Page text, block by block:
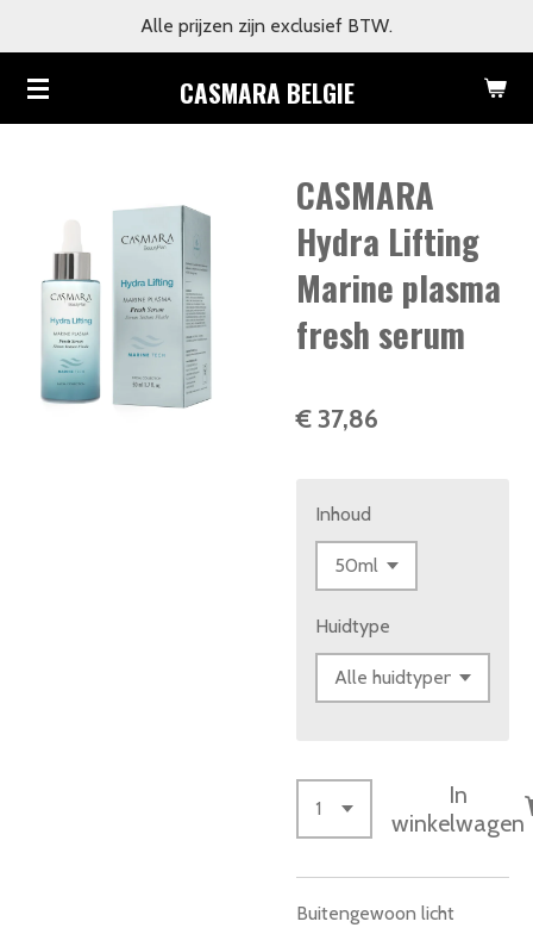
naar
de
CASMARA BELGIE
Alle prijzen zijn exclusief BTW.
CASMARA
Hydra Lifting ​
Marine plasma
fresh serum
€ 37,86
Inhoud
Huidtype
In
winkelwagen
Buitengewoon licht